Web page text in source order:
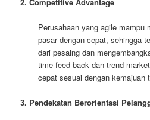
Perusahaan yang agile mampu
pasar dengan cepat, sehingga
dari pesaing dan
time feed-back dan trend
cepat sesuai dengan kemajuan
3. Pendekatan Berorientasi